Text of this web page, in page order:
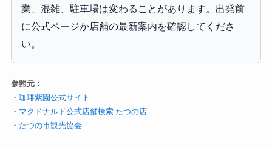
業、混雑、駐車場は変わることがあります。出発前
に公式ページか店舗の最新案内を確認してくださ
い。
参照元：
・ 珈琲紫園公式サイト
・ マクドナルド公式店舗検索 たつの店
・ たつの市観光協会